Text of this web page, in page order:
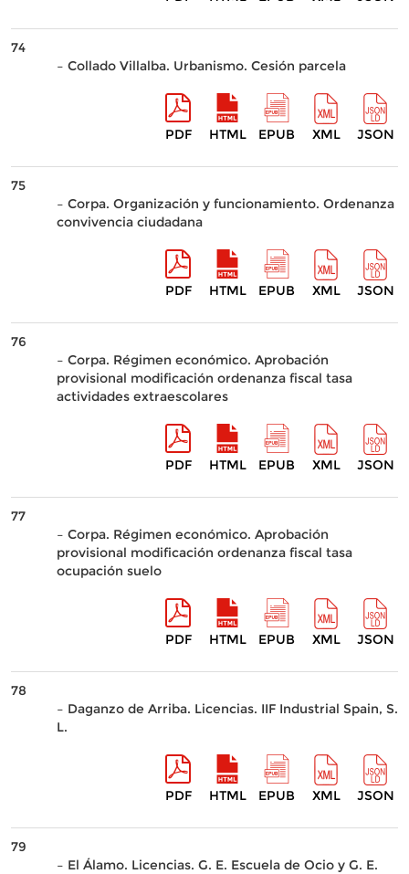
74
– Collado Villalba. Urbanismo. Cesión parcela
PDF HTML EPUB XML JSON
75
– Corpa. Organización y funcionamiento. Ordenanza
convivencia ciudadana
PDF HTML EPUB XML JSON
76
– Corpa. Régimen económico. Aprobación
provisional modificación ordenanza fiscal tasa
actividades extraescolares
PDF HTML EPUB XML JSON
77
– Corpa. Régimen económico. Aprobación
provisional modificación ordenanza fiscal tasa
ocupación suelo
PDF HTML EPUB XML JSON
78
– Daganzo de Arriba. Licencias. IIF Industrial Spain, S.
L.
PDF HTML EPUB XML JSON
79
– El Álamo. Licencias. G. E. Escuela de Ocio y G. E.